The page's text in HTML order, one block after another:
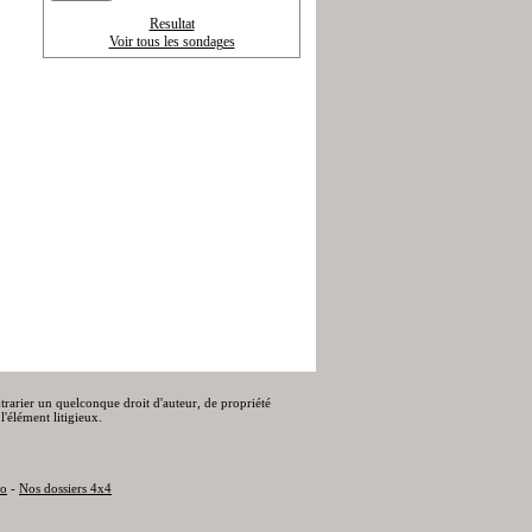
Resultat
Voir tous les sondages
un quelconque droit d'auteur, de propriété
litigieux.
- Nos dossiers 4x4